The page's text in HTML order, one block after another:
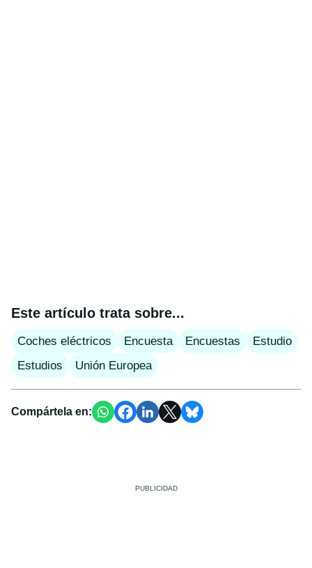
Este artículo trata sobre...
Coches eléctricos Encuesta Encuestas
Estudio
Estudios
Unión Europea
Compártela en: